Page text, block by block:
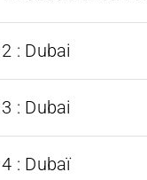
: Dubai
: Dubai
: Dubaï